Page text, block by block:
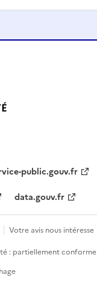
public.gouv.fr
data.gouv.fr
Votre avis nous intéresse
: partiellement conforme